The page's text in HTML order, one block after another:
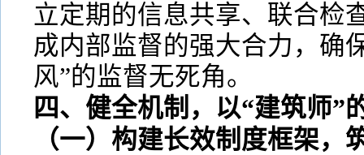
立定期的信息共享、联合检
成内部监督的强大合力，确
风”的监督无死角。
四、健全机制，以“建筑师”
（一）构建长效制度框架，